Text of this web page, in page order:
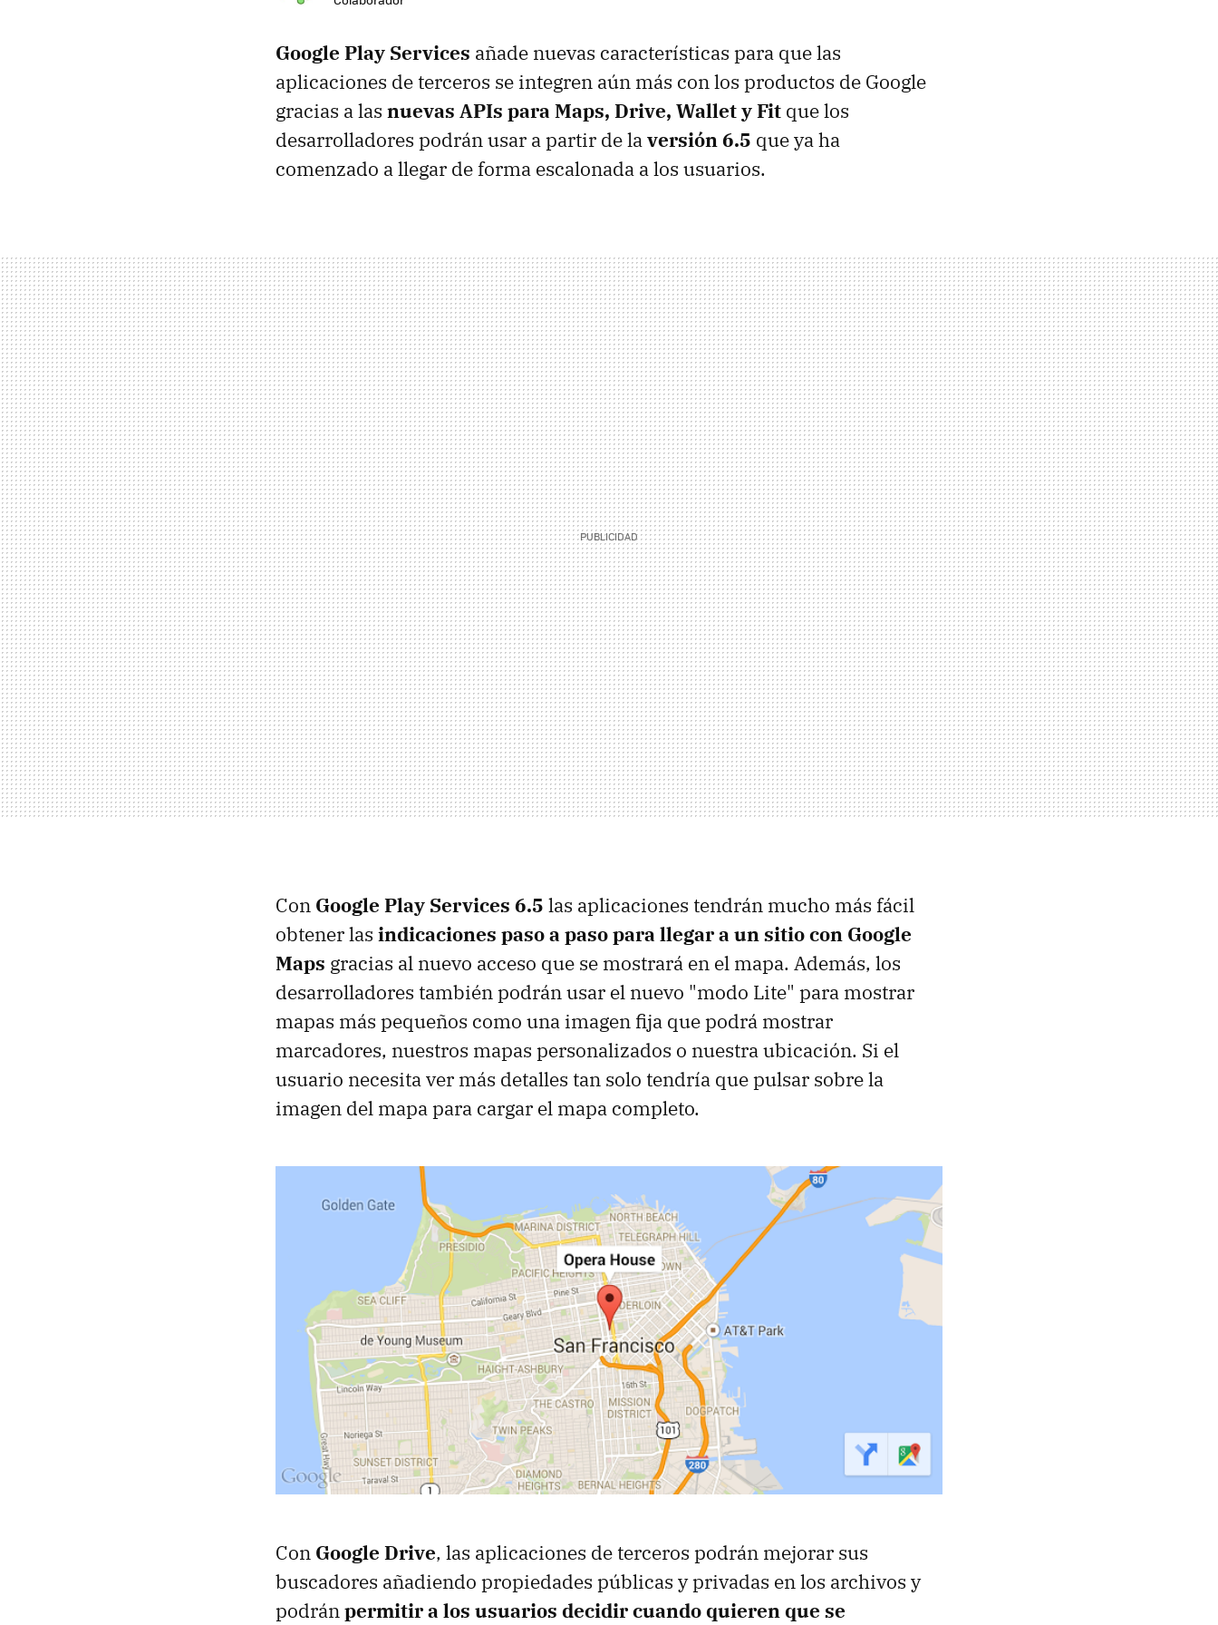
Google Play Services añade nuevas características para que las
aplicaciones de terceros se integren aún más con los productos de Google
gracias a las nuevas APIs para Maps, Drive, Wallet y Fit que los
desarrolladores podrán usar a partir de laversión 6.5 que ya ha
comenzado a llegar de forma escalonada a los usuarios.
Con Google Play Services 6.5 las aplicaciones tendrán mucho más fácil
obtener las indicaciones paso a paso para llegar a un sitio con Google
Maps gracias al nuevo acceso que se mostrará en el mapa. Además, los
desarrolladores también podrán usar el nuevo "modo Lite" para mostrar
mapas más pequeños como una imagen fija que podrá mostrar
marcadores, nuestros mapas personalizados o nuestra ubicación. Si el
usuario necesita ver más detalles tan solo tendría que pulsar sobre la
imagen del mapa para cargar el mapa completo.
Con Google Drive, las aplicaciones de terceros podrán mejorar sus
buscadores añadiendo propiedades públicas y privadas en los archivos y
podránpermitir a los usuarios decidir cuando quieren que se